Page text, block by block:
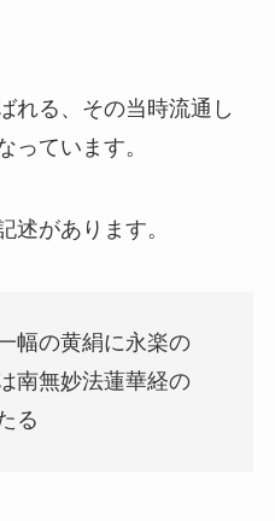
れる、その当時流通し
っています。
述があります。
幅の黄絹に永楽の
南無妙法蓮華経の
る